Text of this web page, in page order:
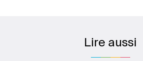
Lire aussi